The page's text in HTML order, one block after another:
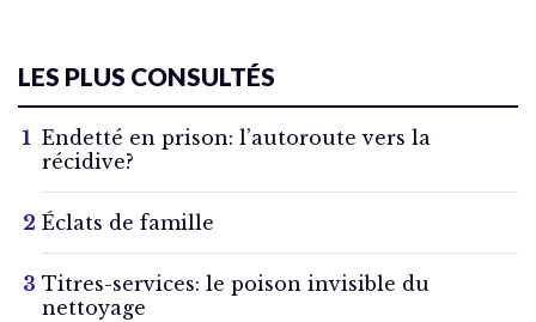
LES PLUS CONSULTÉS
Endetté en prison: l’autoroute vers la
récidive?
Éclats de famille
Titres-services: le poison invisible du
nettoyage